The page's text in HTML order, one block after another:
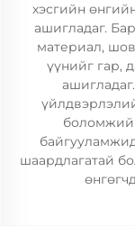
хэсгийн
ашигладаг.
материал,
үүнийг гар,
шаардлагатай